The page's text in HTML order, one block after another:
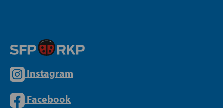
Instagram
Facebook